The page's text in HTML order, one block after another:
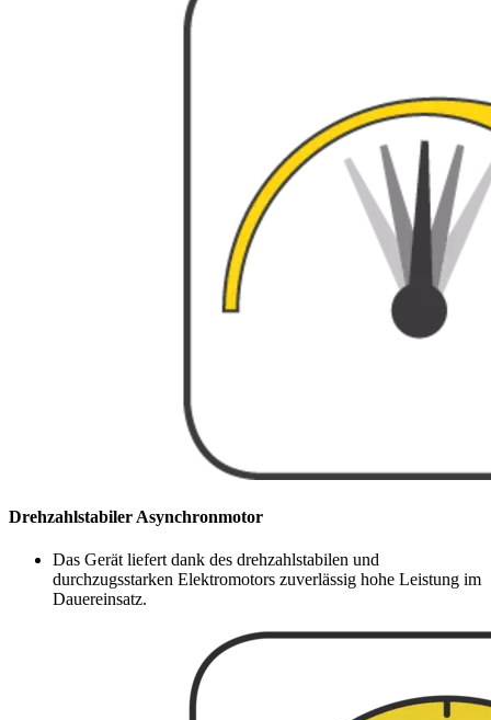
Drehzahlstabiler Asynchronmotor
Das Gerät liefert dank des drehzahlstabilen und
durchzugsstarken Elektromotors zuverlässig hohe Leistung im
Dauereinsatz.